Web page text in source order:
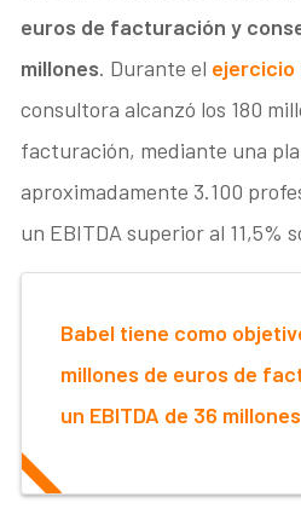
euros de facturación y
millones. Durante el ejercicio
consultora alcanzó los 180
facturación, mediante una
aproximadamente 3.100
un EBITDA superior al 11,5%
Babel tiene como
millones de euros de
un EBITDA de 36 millones